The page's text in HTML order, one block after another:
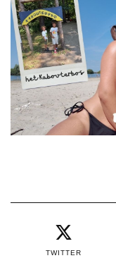
TWITTER